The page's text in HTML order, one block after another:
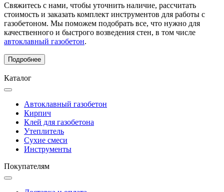
Свяжитесь с нами, чтобы уточнить наличие, рассчитать
стоимость и заказать комплект инструментов для работы с
газобетоном. Мы поможем подобрать все, что нужно для
качественного и быстрого возведения стен, в том числе
автоклавный газобетон.
Подробнее
Каталог
Автоклавный газобетон
Кирпич
Клей для газобетона
Утеплитель
Сухие смеси
Инструменты
Покупателям